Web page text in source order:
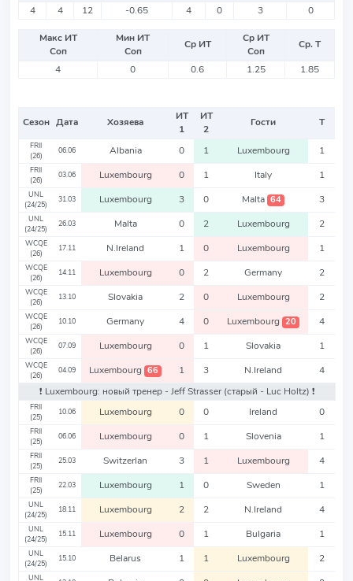
4
4 12 -0.65 4 0 3 0
Макс ИТ
Соп
Мин ИТ
Соп
Ср ИТ
Ср ИТ
Соп
Ср. Т
4
0 0.6 1.25 1.85
Сезон Дата Хозяева
ИТ
1
ИТ
2
Гости Т
FRII
(26)
06.06 Albania 0 1 Luxembourg 1
FRII
(26)
03.06 Luxembourg 0 1 Italy 1
UNL
(24/25)
31.03 Luxembourg 3 0 Malta 64 3
UNL
(24/25)
26.03 Malta 0 2 Luxembourg 2
WCQE
(26)
17.11 N.Ireland 1 0 Luxembourg 1
WCQE
(26)
14.11 Luxembourg 0 2 Germany 2
WCQE
(26)
13.10 Slovakia 2 0 Luxembourg 2
WCQE
(26)
10.10 Germany 4 0 Luxembourg 20 4
WCQE
(26)
07.09 Luxembourg 0 1 Slovakia 1
WCQE
(26)
04.09 Luxembourg 66 1 3 N.Ireland
4
❗️ Luxembourg: новый тренер - Jeff Strasser(старый - Luc Holtz) ❗️
FRII
(25)
10.06 Luxembourg 0 0 Ireland 0
FRII
(25)
06.06 Luxembourg 0 1 Slovenia 1
FRII
(25)
25.03 Switzerlan 3 1 Luxembourg 4
FRII
(25)
22.03 Luxembourg 1 0 Sweden 1
UNL
(24/25)
18.11 Luxembourg 2 2 N.Ireland 4
UNL
(24/25)
15.11 Luxembourg 0 1 Bulgaria 1
UNL
(24/25)
15.10 Belarus 1 1 Luxembourg 2
UNL